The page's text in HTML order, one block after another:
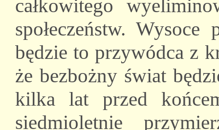
całkowitego
społeczeństw.
będzie to przywódca z
że bezbożny świat
kilka lat przed
siedmioletnie